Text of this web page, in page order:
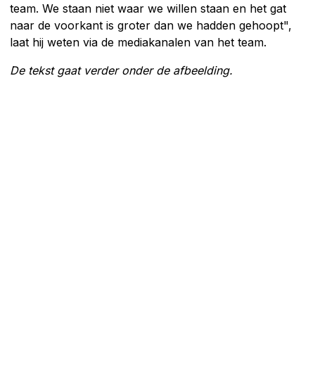
team. We staan niet waar we willen staan en het gat
naar de voorkant is groter dan we hadden gehoopt",
laat hij weten via de mediakanalen van het team.
De tekst gaat verder onder de afbeelding.